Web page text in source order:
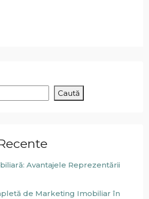
Caută
Avantajele Reprezentării
de Marketing Imobiliar în